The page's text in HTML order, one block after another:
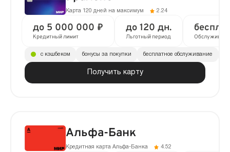
Карта 120 дней на максимум 2.24
до 5 000 000 ₽
Кредитный лимит
до 120 дн.
Льготный период
Получить карту
с кэшбеком бонусы за покупки бесплатное обслуживание
Альфа-Банк
Кредитная карта Альфа-Банка 4.52